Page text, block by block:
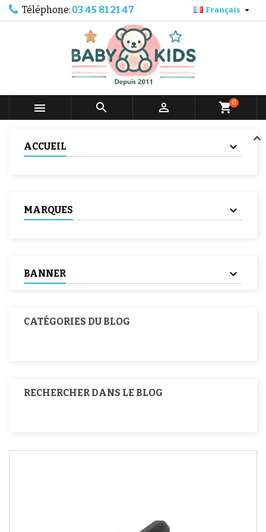
Téléphone: 03 45 81 21 47 Français 
   shopping_cart0
ACCUEIL
MARQUES
BANNER
CATÉGORIES DU BLOG
RECHERCHER DANS LE BLOG